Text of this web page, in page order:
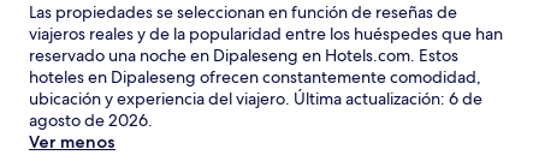
Las propiedades se seleccionan en función de reseñas de
viajeros reales y de la popularidad entre los huéspedes que han
reservado una noche en Dipaleseng en Hotels.com. Estos
hoteles en Dipaleseng ofrecen constantemente comodidad,
ubicación y experiencia del viajero. Última actualización: 6 de
agosto de 2026.
Ver menos